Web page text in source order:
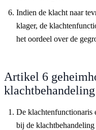
Indien de klacht naar
klager, de
het oordeel over de
Artikel 6
klachtbehandeling
De klachtenfunctionaris
bij de